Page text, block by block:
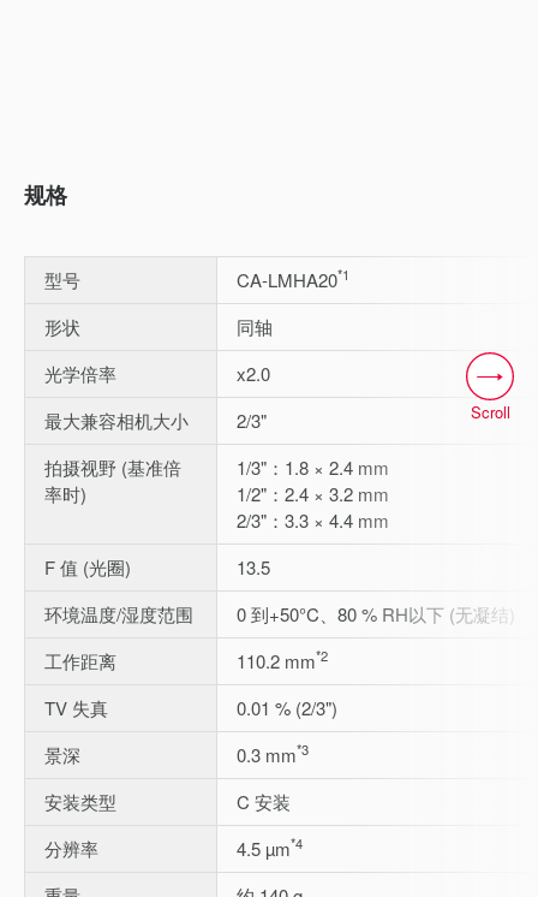
规格
型号 CA-LMHA20*1
形状
同轴
光学倍率
x2.0
最大兼容相机大小
2/3"
拍摄视野 (基准倍
率时)
1/3"：1.8 × 2.4 mm
1/2"：2.4 × 3.2 mm
2/3"：3.3 × 4.4 mm
F 值 (光圈)
13.5
环境温度/湿度范围
0 到+50°C、80 % RH以下 (无凝结)
工作距离
110.2 mm*2
TV 失真
0.01 % (2/3")
景深
0.3 mm*3
安装类型
C 安装
分辨率
4.5 µm*4
Scroll